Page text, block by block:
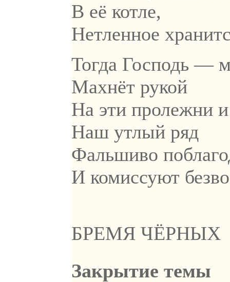
В её котле,
Нетленное
Тогда Господь —
Махнёт рукой
На эти пролежни
Наш утлый ряд
Фальшиво
И комиссуют
БРЕМЯ ЧЁРНЫХ
Закрытие темы